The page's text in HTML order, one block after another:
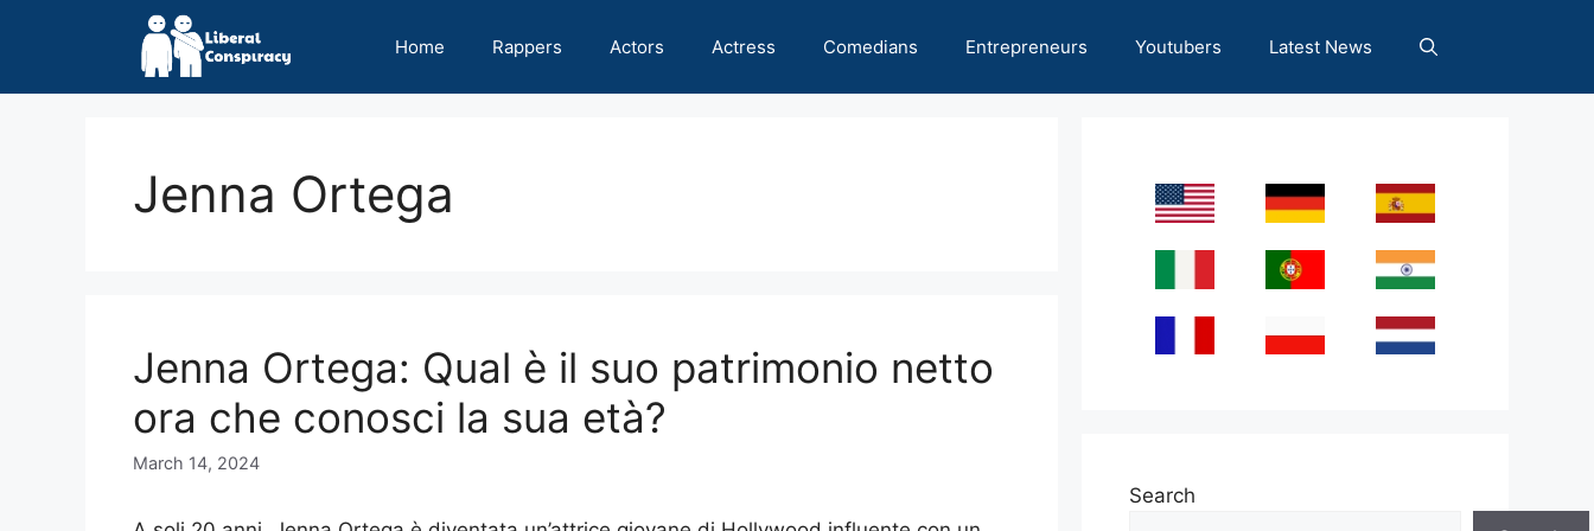
Home Rappers Actors Actress Comedians Entrepreneurs Youtubers Latest News
Jenna Ortega
Jenna Ortega: Qual è il suo patrimonio netto
ora che conosci la sua età?
March 14, 2024
Search